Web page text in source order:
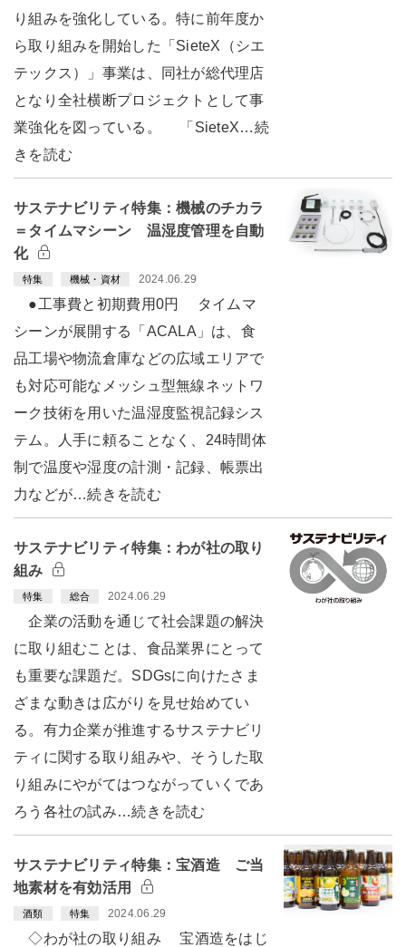
り組みを強化している。特に前年度か
ら取り組みを開始した「SieteX（シエ
テックス）」事業は、同社が総代理店
となり全社横断プロジェクトとして事
業強化を図っている。 「SieteX…続
きを読む
サステナビリティ特集：機械のチカラ
＝タイムマシーン 温湿度管理を自動
化
特集 機械・資材 2024.06.29
●工事費と初期費用0円 タイムマ
シーンが展開する「ACALA」は、食
品工場や物流倉庫などの広域エリアで
も対応可能なメッシュ型無線ネットワ
ーク技術を用いた温湿度監視記録シス
テム。人手に頼ることなく、24時間体
制で温度や湿度の計測・記録、帳票出
力などが…続きを読む
サステナビリティ特集：わが社の取り
組み
特集 総合 2024.06.29
企業の活動を通じて社会課題の解決
に取り組むことは、食品業界にとって
も重要な課題だ。SDGsに向けたさま
ざまな動きは広がりを見せ始めてい
る。有力企業が推進するサステナビリ
ティに関する取り組みや、そうした取
り組みにやがてはつながっていくであ
ろう各社の試み…続きを読む
サステナビリティ特集：宝酒造 ご当
地素材を有効活用
酒類 特集 2024.06.29
◇わが社の取り組み 宝酒造をはじ